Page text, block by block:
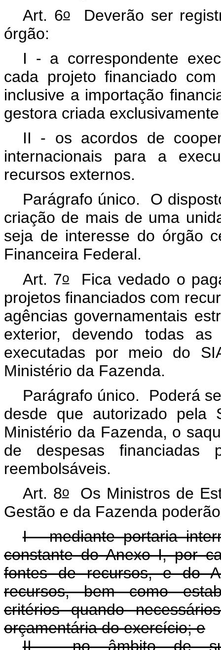
Art. 6oDeverão ser
órgão:
I - a correspondente
cada projeto financiado
inclusive a importação
gestora criada
II - os acordos de
internacionais para a
recursos externos.
Parágrafo único. O
criação de mais de uma
seja de interesse do órgão
Financeira Federal.
Art. 7oFica vedado o
projetos financiados com
agências governamentais
exterior, devendo todas as
executadas por meio do
Ministério da Fazenda.
Parágrafo único. Poderá
desde que autorizado pela
Ministério da Fazenda, o
de despesas financiadas
reembolsáveis.
Art. 8oOs Ministros de
Gestão e da Fazenda
I - mediante portaria
constante do Anexo I, por
fontes de recursos, e do
recursos, bem como
critérios quando
orçamentária do exercício; e
II - no âmbito de